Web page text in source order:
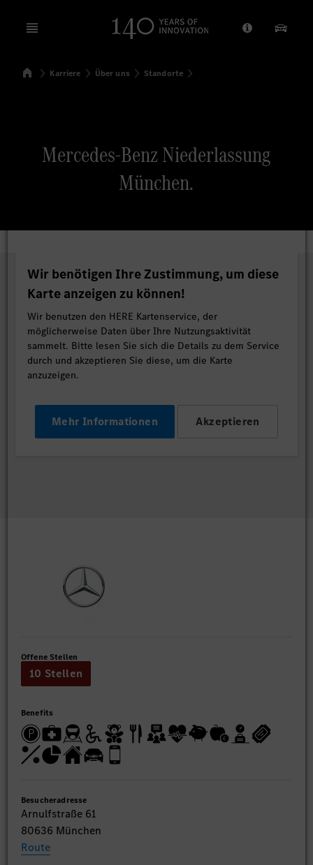
Open menu Anbieter/
SuchenStartseite
Karriere Über uns Standorte
Mercedes-Benz Niederlassung
München.
Wir benötigen Ihre Zustimmung, um diese
Karte anzeigen zu können!
Wir benutzen den HERE Kartenservice, der
möglicherweise Daten über Ihre Nutzungsaktivität
sammelt. Bitte lesen Sie sich die Details zu dem Service
durch und akzeptieren Sie diese, um die Karte
anzuzeigen.
Mehr Informationen Akzeptieren
Offene Stellen
10 Stellen
Benefits
Besucheradresse
Arnulfstraße 61
80636 München
Route